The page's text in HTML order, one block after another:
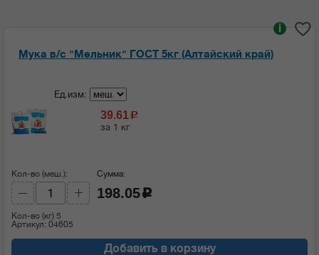
Мука в/с "Мельник" ГОСТ 5кг (Алтайский край)
i
Ед.изм:
39.61c
за 1 кг
Кол-во (меш.):
Кол-во (кг) 5
Артикул: 04605
Сумма:
198.05 c
Добавить в корзину